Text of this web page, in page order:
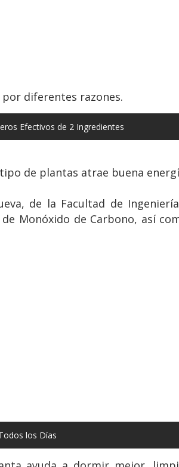
diferentes razones.
Efectivos de 2 Ingredientes
de plantas atrae buena
de la Facultad de
Monóxido de Carbono, así
los Días